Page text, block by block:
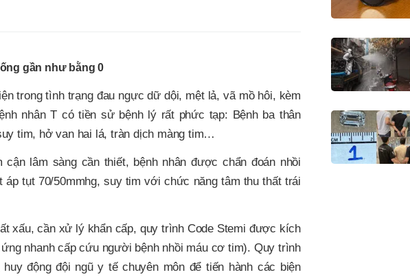
gần như bằng 0
trong tình trạng đau ngực dữ dội, mệt lả, vã mồ hôi, kèm
nhân T có tiền sử bệnh lý rất phức tạp: Bệnh ba thân
tim, hở van hai lá, tràn dịch màng tim…
cận lâm sàng cần thiết, bệnh nhân được chẩn đoán nhồi
áp tụt 70/50mmhg, suy tim với chức năng tâm thu thất trái
xấu, cần xử lý khẩn cấp, quy trình Code Stemi được kích
nhanh cấp cứu người bệnh nhồi máu cơ tim). Quy trình
động đội ngũ y tế chuyên môn để tiến hành các biện